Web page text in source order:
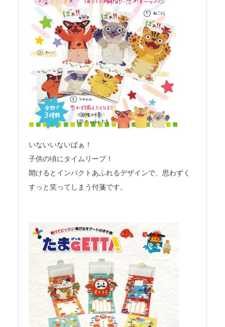
いないいないばぁ！
子供の頃にタイムリープ！
開けるとインパクトあふれるデザインで、思わずく
すっと笑ってしまう付箋です。